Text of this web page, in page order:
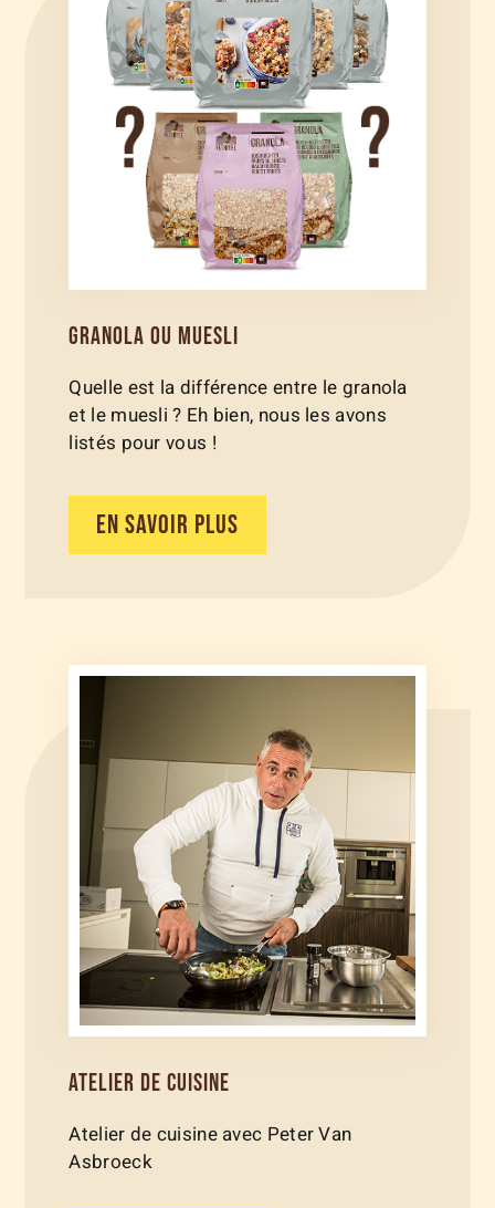
GRANOLA OU MUESLI
Quelle est la différence entre le granola
et le muesli ? Eh bien, nous les avons
listés pour vous !
EN SAVOIR PLUS
ATELIER DE CUISINE
Atelier de cuisine avec Peter Van
Asbroeck